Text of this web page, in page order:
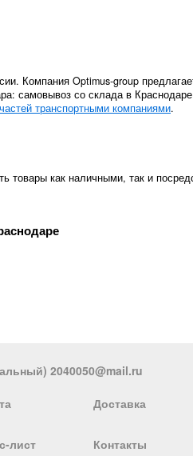
Компания Optimus-group
самовывоз со склада в
транспортными компаниями.
товары как наличными, так и
2040050@mail.ru
Доставка
лист Контакты